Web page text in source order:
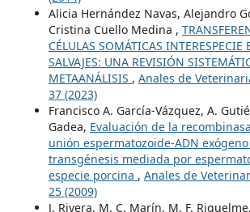
Alicia Hernández Navas, Alejandro
Cristina Cuello Medina ,
CÉLULAS SOMÁTICAS INTERESPECIE
SALVAJES: UNA REVISIÓN
METAANÁLISIS , Anales de
37 (2023)
Francisco A. García-Vázquez, A.
Gadea, Evaluación de la
unión espermatozoide-ADN
transgénesis mediada por
especie porcina , Anales de
25 (2009)
J. Rivera, M. C. Marín, M. F.